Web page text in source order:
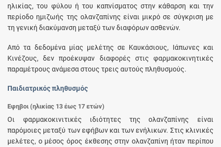
ηλικίας, του φύλου ή του καπνίσματος στην κάθαρση και την
περίοδο ημιζωής της ολανζαπίνης είναι μικρό σε σύγκριση με
τη γενική διακύμανση μεταξύ των διαφόρων ασθενών.
Από τα δεδομένα μίας μελέτης σε Καυκάσιους, Ιάπωνες και
Κινέζους, δεν προέκυψαν διαφορές στις φαρμακοκινητικές
παραμέτρους ανάμεσα στους τρεις αυτούς πληθυσμούς.
Παιδιατρικός πληθυσμός
Έφηβοι (ηλικίας 13 έως 17 ετών)
Οι φαρμακοκινιτικές ιδιότητες της ολανζαπίνης είναι
παρόμοιες μεταξύ των εφήβων και των ενήλικων. Στις κλινικές
μελέτες, ο μέσος όρος έκθεσης στην ολανζαπίνη ήταν περίπου